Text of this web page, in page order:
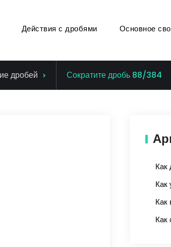
Действия с дробями Основное
дробей Сократите дробь 88/384
Как
Как
Как
Как